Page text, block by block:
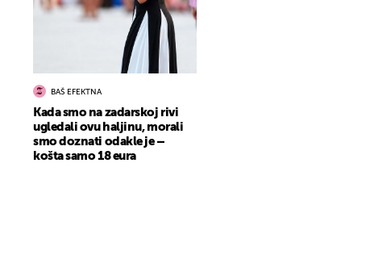
BAŠ EFEKTNA
Kada smo na zadarskoj rivi
ugledali ovu haljinu, morali
smo doznati odakle je –
košta samo 18 eura